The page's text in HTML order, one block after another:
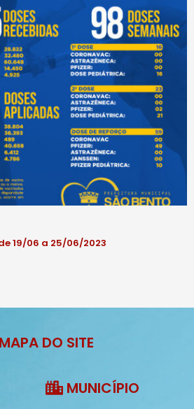
19/06 a 25/06/2023
DO SITE
MUNICÍPIO